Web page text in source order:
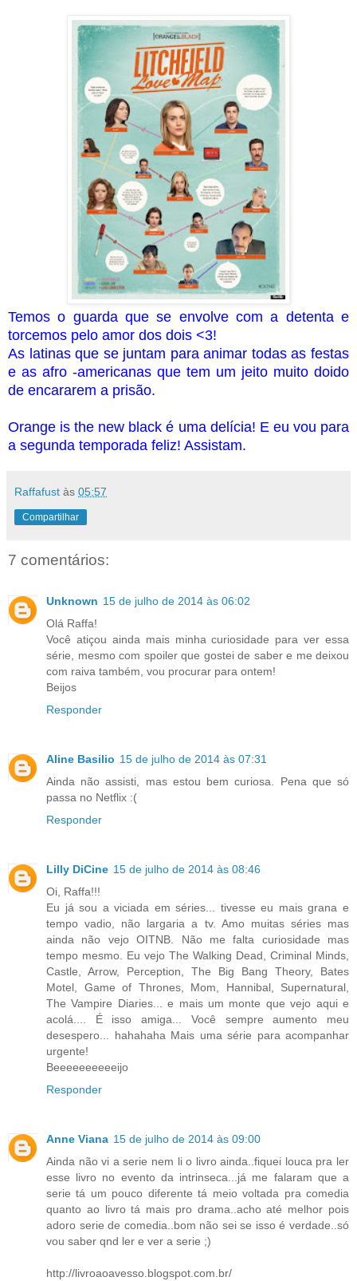
Temos o guarda que se envolve com a detenta e
torcemos pelo amor dos dois <3!
As latinas que se juntam para animar todas as festas
e as afro -americanas que tem um jeito muito doido
de encararem a prisão.
Orange is the new black é uma delícia! E eu vou para
a segunda temporada feliz! Assistam.
Raffafust às 05:57
Compartilhar
7 comentários:
Unknown 15 de julho de 2014 às 06:02
Olá Raffa!
Você atiçou ainda mais minha curiosidade para ver essa
série, mesmo com spoiler que gostei de saber e me deixou
com raiva também, vou procurar para ontem!
Beijos
Responder
Aline Basilio 15 de julho de 2014 às 07:31
Ainda não assisti, mas estou bem curiosa. Pena que só
passa no Netflix :(
Responder
Lilly DiCine 15 de julho de 2014 às 08:46
Oi, Raffa!!!
Eu já sou a viciada em séries... tivesse eu mais grana e
tempo vadio, não largaria a tv. Amo muitas séries mas
ainda não vejo OITNB. Não me falta curiosidade mas
tempo mesmo. Eu vejo The Walking Dead, Criminal Minds,
Castle, Arrow, Perception, The Big Bang Theory, Bates
Motel, Game of Thrones, Mom, Hannibal, Supernatural,
The Vampire Diaries... e mais um monte que vejo aqui e
acolá.... É isso amiga... Você sempre aumento meu
desespero... hahahaha Mais uma série para acompanhar
urgente!
Beeeeeeeeeeijo
Responder
Anne Viana 15 de julho de 2014 às 09:00
Ainda não vi a serie nem li o livro ainda..fiquei louca pra ler
esse livro no evento da intrinseca...já me falaram que a
serie tá um pouco diferente tá meio voltada pra comedia
quanto ao livro tá mais pro drama..acho até melhor pois
adoro serie de comedia..bom não sei se isso é verdade..só
vou saber qnd ler e ver a serie ;)
http://livroaoavesso.blogspot.com.br/